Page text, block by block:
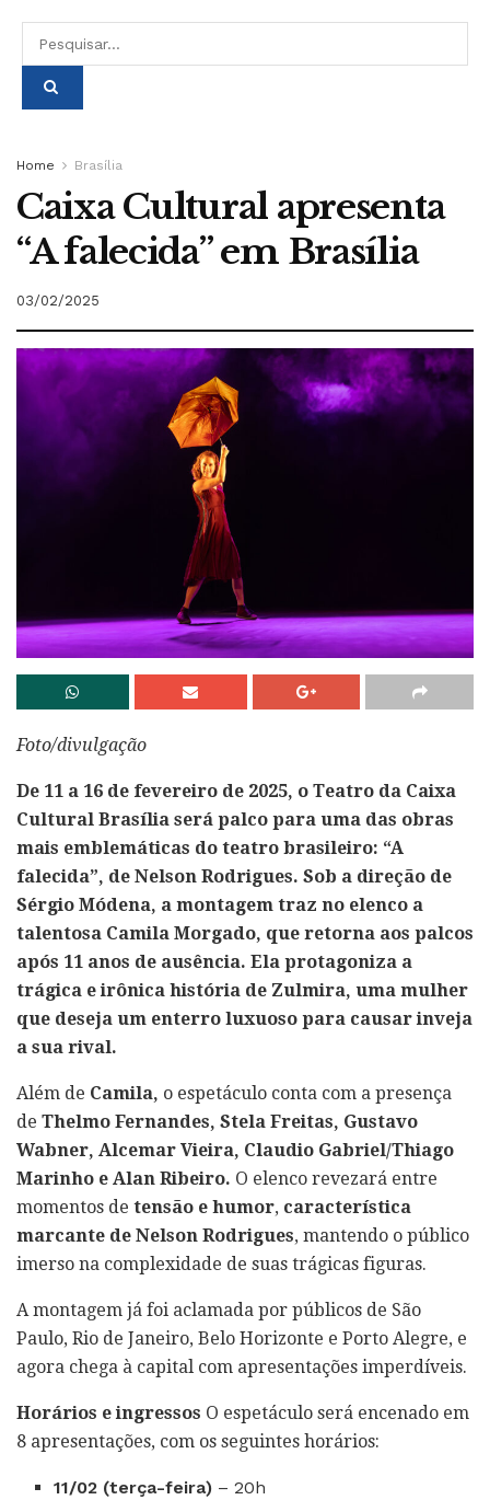
Home Brasília
Caixa Cultural apresenta
“A falecida” em Brasília
03/02/2025
Foto/divulgação
De 11 a 16 de fevereiro de 2025, o Teatro da Caixa
Cultural Brasília será palco para uma das obras
mais emblemáticas do teatro brasileiro: “A
falecida”, de Nelson Rodrigues. Sob a direção de
Sérgio Módena, a montagem traz no elenco a
talentosa Camila Morgado, que retorna aos palcos
após 11 anos de ausência. Ela protagoniza a
trágica e irônica história de Zulmira, uma mulher
que deseja um enterro luxuoso para causar inveja
a sua rival.
Além de Camila, o espetáculo conta com a presença
de Thelmo Fernandes, Stela Freitas, Gustavo
Wabner, Alcemar Vieira, Claudio Gabriel/Thiago
Marinho e Alan Ribeiro. O elenco revezará entre
momentos de tensão e humor, característica
marcante de Nelson Rodrigues, mantendo o público
imerso na complexidade de suas trágicas figuras.
A montagem já foi aclamada por públicos de São
Paulo, Rio de Janeiro, Belo Horizonte e Porto Alegre, e
agora chega à capital com apresentações imperdíveis.
Horários e ingressos O espetáculo será encenado em
8 apresentações, com os seguintes horários:
11/02 (terça-feira) – 20h